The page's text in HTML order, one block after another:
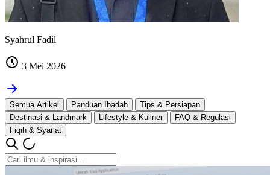
Syahrul Fadil
3 Mei 2026
Semua Artikel Panduan Ibadah
Tips & Persiapan
Destinasi & Landmark
Lifestyle & Kuliner
FAQ & Regulasi
Fiqih & Syariat